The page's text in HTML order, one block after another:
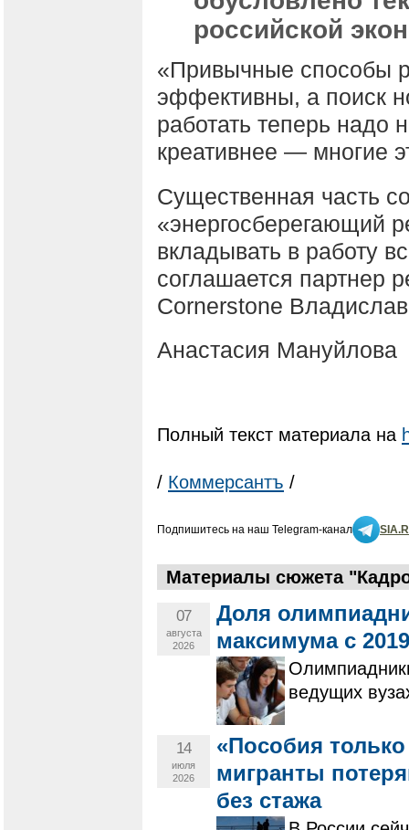
российской
«Привычные способы
эффективны, а поиск
работать теперь надо
креативнее — многие
Существенная часть
«энергосберегающий
вкладывать в работу
соглашается партнер
Cornerstone
Анастасия Мануйлова
Полный текст материала на
/ Коммерсантъ /
Подпишитесь на наш Telegram-канал
Материалы сюжета
07
августа
2026
Доля
максимума с
ведущих
14
июля
2026
«Пособия
мигранты
без стажа